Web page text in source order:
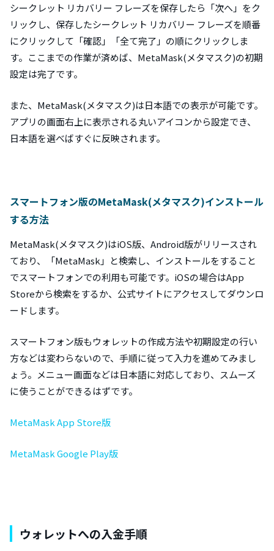
シークレット リカバリー フレーズを保存したら「次へ」をク
リックし、保存したシークレット リカバリー フレーズを順番
にクリックして「確認」「全て完了」の順にクリックしま
す。ここまでの作業が済めば、MetaMask(メタマスク)の初期
設定は完了です。
また、MetaMask(メタマスク)は日本語での表示が可能です。
アプリの画面右上に表示される丸いアイコンから設定でき、
日本語を選べばすぐに反映されます。
スマートフォン版のMetaMask(メタマスク)インストール
する方法
MetaMask(メタマスク)はiOS版、Android版がリリースされ
ており、「MetaMask」と検索し、インストールをすること
でスマートフォンでの利用も可能です。iOSの場合はApp
Storeから検索をするか、公式サイトにアクセスしてダウンロ
ードします。
スマートフォン版もウォレットの作成方法や初期設定の行い
方などは変わらないので、手順に従って入力を進めてみまし
ょう。メニュー画面などは日本語に対応しており、スムーズ
に使うことができるはずです。
MetaMask App Store版
MetaMask Google Play版
ウォレットへの入金手順